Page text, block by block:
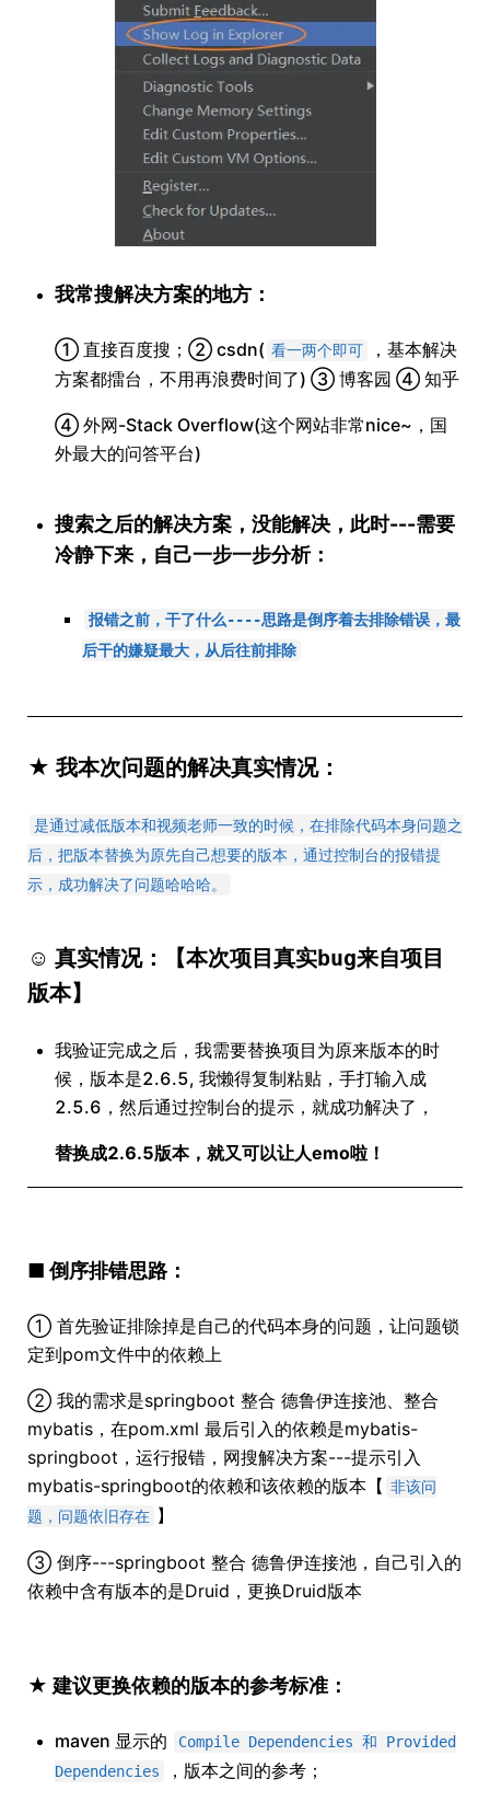
我常搜解决方案的地方：
① 直接百度搜；② csdn( 看一两个即可
，基本解决
方案都擂台，不用再浪费时间了) ③ 博客园 ④ 知乎
④ 外网-Stack Overflow(这个网站非常nice~，国
外最大的问答平台)
搜索之后的解决方案，没能解决，此时---需要
冷静下来，自己一步一步分析：
报错之前，干了什么----思路是倒序着去排除错误，最
后干的嫌疑最大，从后往前排除
★ 我本次问题的解决真实情况：
是通过减低版本和视频老师一致的时候，在排除代码本身问题之
后，把版本替换为原先自己想要的版本，通过控制台的报错提
示，成功解决了问题哈哈哈。
☺ 真实情况：【本次项目真实bug来自项目
版本】
我验证完成之后，我需要替换项目为原来版本的时
候，版本是2.6.5, 我懒得复制粘贴，手打输入成
2.5.6，然后通过控制台的提示，就成功解决了，
替换成2.6.5版本，就又可以让人emo啦！
■ 倒序排错思路：
① 首先验证排除掉是自己的代码本身的问题，让问题锁
定到pom文件中的依赖上
② 我的需求是springboot 整合 德鲁伊连接池、整合
mybatis，在pom.xml 最后引入的依赖是mybatis-
springboot，运行报错，网搜解决方案---提示引入
mybatis-springboot的依赖和该依赖的版本【 非该问
题，问题依旧存在 】
③ 倒序---springboot 整合 德鲁伊连接池，自己引入的
依赖中含有版本的是Druid，更换Druid版本
★ 建议更换依赖的版本的参考标准：
maven 显示的
Compile Dependencies 和 Provided
Dependencies
，版本之间的参考；